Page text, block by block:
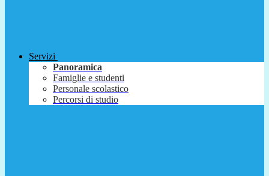
Servizi
Panoramica
Famiglie e studenti
Personale scolastico
Percorsi di studio